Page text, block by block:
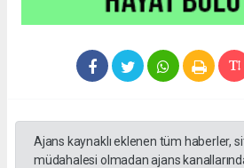
Ajans kaynaklı eklenen tüm haberler,
müdahalesi olmadan ajans